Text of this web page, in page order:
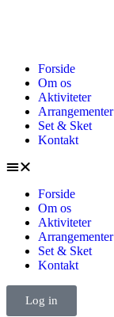
Forside
Om os
Aktiviteter
Arrangementer
Set & Sket
Kontakt
Forside
Om os
Aktiviteter
Arrangementer
Set & Sket
Kontakt
Log in